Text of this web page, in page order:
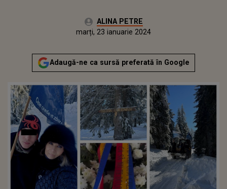
Autor:ALINA PETRE
marți, 23 ianuarie 2024Actualizat:
marți, 23 ianuarie 2024
Adaugă-ne ca sursă preferată în Google